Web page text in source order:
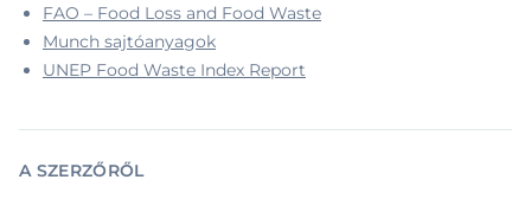
FAO – Food Loss and Food Waste
Munch sajtóanyagok
UNEP Food Waste Index Report
A SZERZŐRŐL